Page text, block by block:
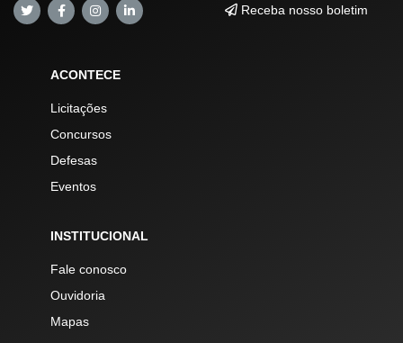
Receba nosso boletim
ACONTECE
Licitações
Concursos
Defesas
Eventos
INSTITUCIONAL
Fale conosco
Ouvidoria
Mapas